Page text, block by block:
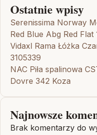
Ostatnie wpisy
Serenissima Norway
Red Blue Abg Red Flat
Vidaxl Rama Łóżka
3105339
NAC Piła spalinowa
Dovre 342 Koza
Najnowsze
Brak komentarzy do